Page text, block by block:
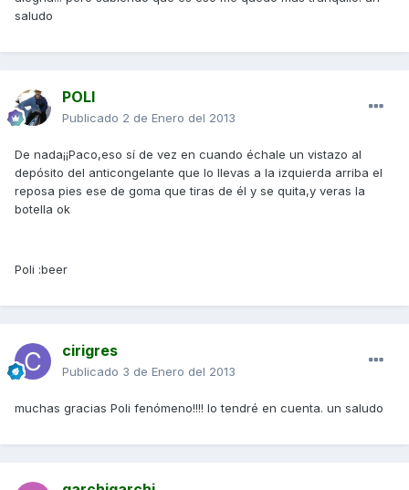
saludo
POLI
Publicado 2 de Enero del 2013
De nada¡¡Paco,eso sí de vez en cuando échale un vistazo al
depósito del anticongelante que lo llevas a la izquierda arriba el
reposa pies ese de goma que tiras de él y se quita,y veras la
botella ok
Poli :beer
cirigres
Publicado 3 de Enero del 2013
muchas gracias Poli fenómeno!!!! lo tendré en cuenta. un saludo